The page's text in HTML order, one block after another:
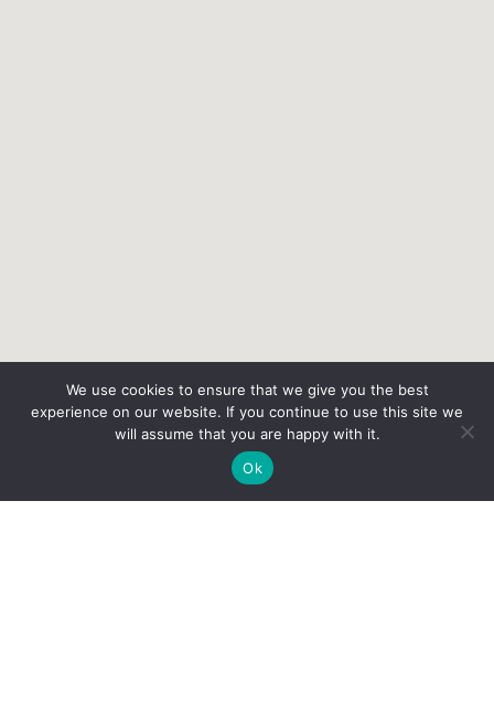
We use cookies to ensure that we give you the best
experience on our website. If you continue to use this site we
will assume that you are happy with it.
Ok